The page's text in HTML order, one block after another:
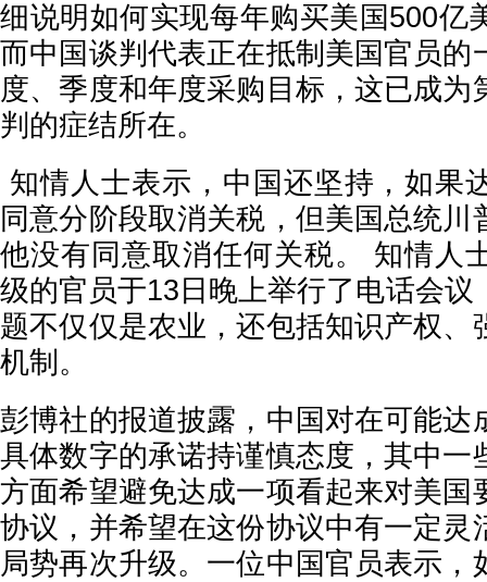
细说明如何实现每年购买美国500亿
而中国谈判代表正在抵制美国官员的
度、季度和年度采购目标，这已成为
判的症结所在。
知情人士表示，中国还坚持，如果
同意分阶段取消关税，但美国总统川
他没有同意取消任何关税。 知情人
级的官员于13日晚上举行了电话会议
题不仅仅是农业，还包括知识产权、
机制。
彭博社的报道披露，中国对在可能达
具体数字的承诺持谨慎态度，其中一
方面希望避免达成一项看起来对美国
协议，并希望在这份协议中有一定灵
局势再次升级。一位中国官员表示，